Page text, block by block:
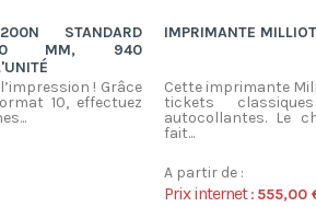
STANDARD
MM, 940
! Grâce
10, effectuez
IMPRIMANTE
Cette imprimante
tickets
autocollantes. Le
fait...
A partir de :
Prix internet : 555,00